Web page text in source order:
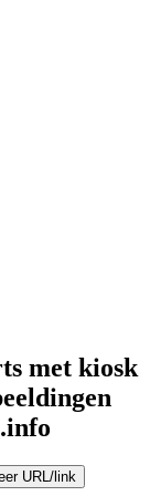
met kiosk
URL/link